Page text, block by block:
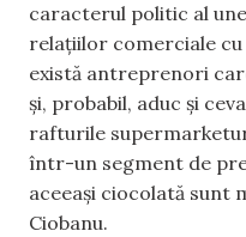
caracterul politic al
relațiilor comerciale cu
există antreprenori
și, probabil, aduc și
rafturile
într-un segment de
aceeași ciocolată sunt
Ciobanu.